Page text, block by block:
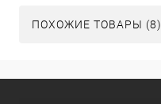
ПОХОЖИЕ ТОВАРЫ (8)